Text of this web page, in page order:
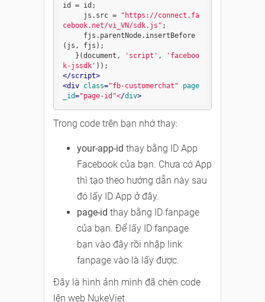
id = id;
     js.src =
"https://connect.fa
cebook.net/vi_VN/sdk.js" ;
(js, fjs);
   }(document,
'script' ,
'faceboo
k-jssdk'
</script>
<div class="fb-customerchat"
page
_id="page-id"</div>
Trong code trên bạn nhớ thay:
your-app-id thay bằng ID App
Facebook của bạn. Chưa có App
thì tạo theo hướng dẫn này sau
đó lấy ID App ở đây.
page-id thay bằng ID fanpage
của bạn. Để lấy ID fanpage
bạn vào đây rồi nhập link
fanpage vào là lấy được.
Đây là hình ảnh mình đã chèn code
lên web NukeViet